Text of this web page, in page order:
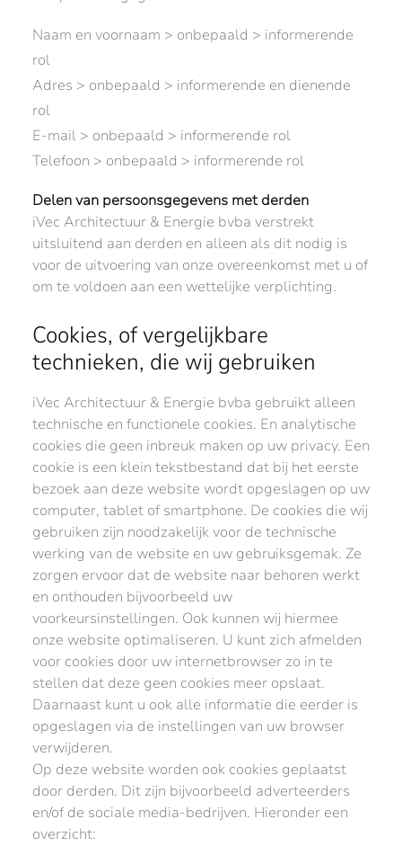
Naam en voornaam > onbepaald > informerende
rol
Adres > onbepaald > informerende en dienende
rol
E-mail > onbepaald > informerende rol
Telefoon > onbepaald > informerende rol
Delen van persoonsgegevens met derden
iVec Architectuur & Energie bvba verstrekt
uitsluitend aan derden en alleen als dit nodig is
voor de uitvoering van onze overeenkomst met u of
om te voldoen aan een wettelijke verplichting.
Cookies, of vergelijkbare
technieken, die wij gebruiken
iVec Architectuur & Energie bvba gebruikt alleen
technische en functionele cookies. En analytische
cookies die geen inbreuk maken op uw privacy. Een
cookie is een klein tekstbestand dat bij het eerste
bezoek aan deze website wordt opgeslagen op uw
computer, tablet of smartphone. De cookies die wij
gebruiken zijn noodzakelijk voor de technische
werking van de website en uw gebruiksgemak. Ze
zorgen ervoor dat de website naar behoren werkt
en onthouden bijvoorbeeld uw
voorkeursinstellingen. Ook kunnen wij hiermee
onze website optimaliseren. U kunt zich afmelden
voor cookies door uw internetbrowser zo in te
stellen dat deze geen cookies meer opslaat.
Daarnaast kunt u ook alle informatie die eerder is
opgeslagen via de instellingen van uw browser
verwijderen.
Op deze website worden ook cookies geplaatst
door derden. Dit zijn bijvoorbeeld adverteerders
en/of de sociale media-bedrijven. Hieronder een
overzicht: